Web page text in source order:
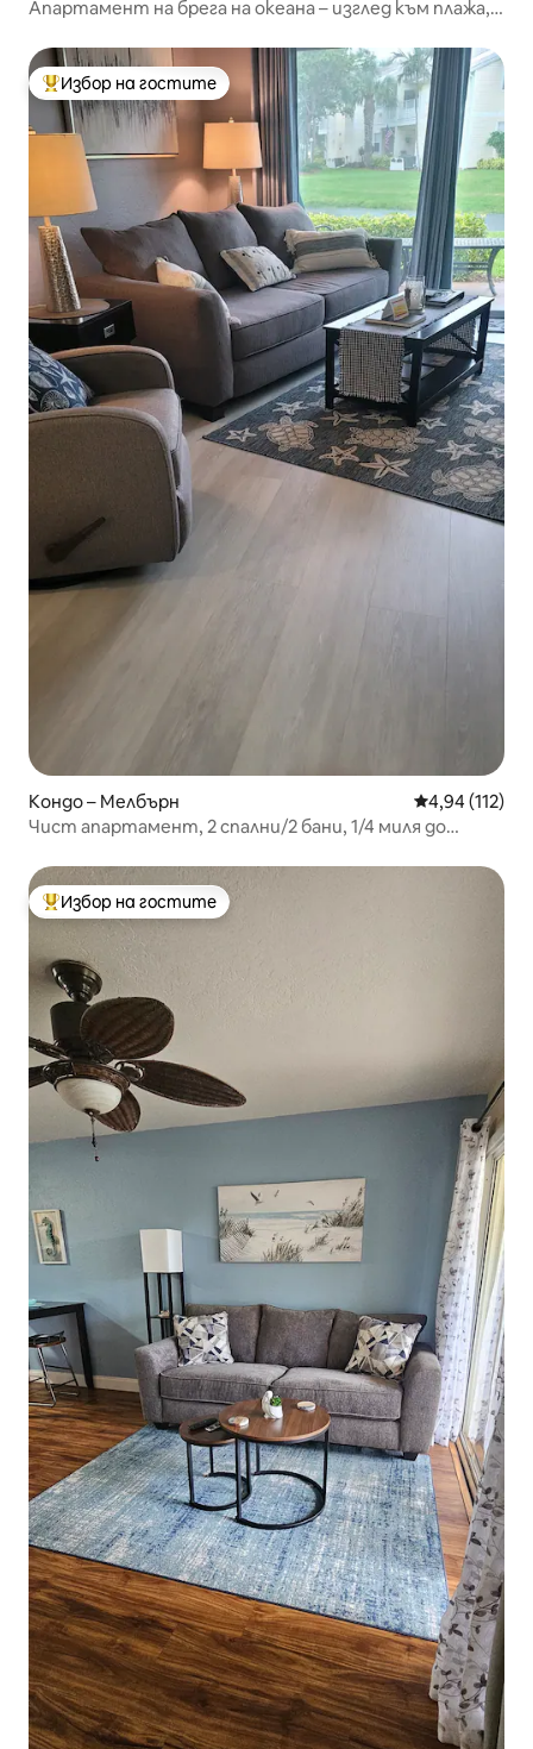
Апартамент на брега на океана – изглед към плажа,
Най-популярен избор на гостите
Избор на гостите
Кондо – Мелбърн Средна
4,94 (112)
Чист апартамент, 2 спални/2 бани, 1/4 миля до
Най-популярен избор на гостите
Избор на гостите